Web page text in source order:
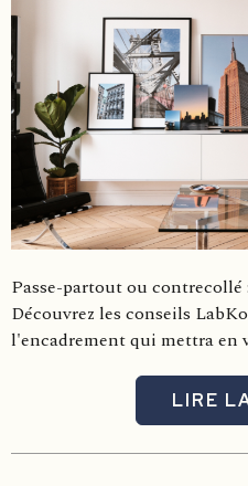
Passe-partout ou
Découvrez les conseils
l'encadrement qui mettra en
LIRE